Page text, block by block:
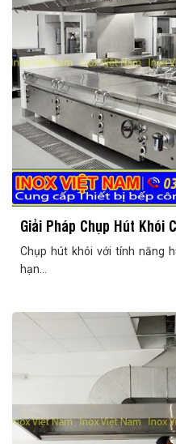
Giải Pháp Chụp Hút Khói
Chụp hút khói với tính năng
hạn...